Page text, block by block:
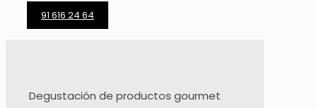
91 616 24 64
Degustación de productos gourmet